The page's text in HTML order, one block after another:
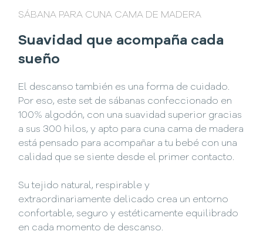
SÁBANA PARA CUNA CAMA DE MADERA
Suavidad que acompaña cada
sueño
El descanso también es una forma de cuidado.
Por eso, este set de sábanas confeccionado en
100% algodón, con una suavidad superior gracias
a sus 300 hilos, y apto para cuna cama de madera
está pensado para acompañar a tu bebé con una
calidad que se siente desde el primer contacto.
Su tejido natural, respirable y
extraordinariamente delicado crea un entorno
confortable, seguro y estéticamente equilibrado
en cada momento de descanso.